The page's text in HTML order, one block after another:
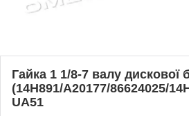
Гайка 1 1/8-7 валу дискової
(14H891/A20177/86624025/
UA51